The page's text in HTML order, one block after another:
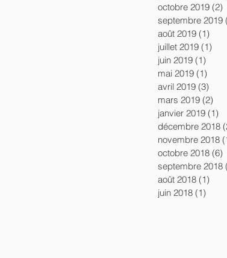
octobre 2019 (2)
septembre 2019
août 2019 (1)
juillet 2019 (1)
juin 2019 (1)
mai 2019 (1)
avril 2019 (3)
mars 2019 (2)
janvier 2019 (1)
décembre 2018
novembre 2018
octobre 2018 (6)
septembre 2018
août 2018 (1)
juin 2018 (1)